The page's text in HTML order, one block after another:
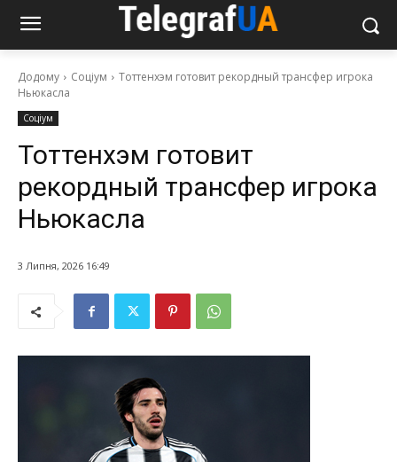
Додому Соціум
Тоттенхэм готовит рекордный трансфер игрока
Ньюкасла
Соціум
Тоттенхэм готовит
рекордный трансфер игрока
Ньюкасла
3 Липня, 2026 16:49